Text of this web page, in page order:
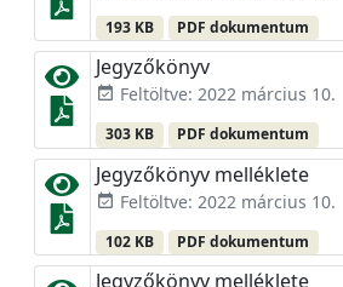
193 KB PDF dokumentum
Jegyzőkönyv
event_available Feltöltve: 2022 március 10.
303 KB PDF dokumentum
Jegyzőkönyv melléklete
event_available Feltöltve: 2022 március 10.
102 KB PDF dokumentum
Jegyzőkönyv melléklete